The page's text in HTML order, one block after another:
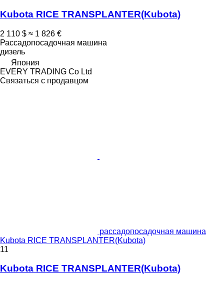
Kubota RICE TRANSPLANTER(Kubota)
2 110 $ ≈ 1 826 €
Рассадопосадочная машина
дизель
Япония
EVERY TRADING Co Ltd
Связаться с продавцом
рассадопосадочная машина
Kubota RICE TRANSPLANTER(Kubota)
11
Kubota RICE TRANSPLANTER(Kubota)